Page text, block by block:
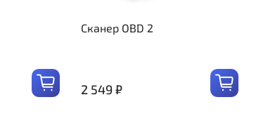
Сканер OBD 2
2 549 ₽